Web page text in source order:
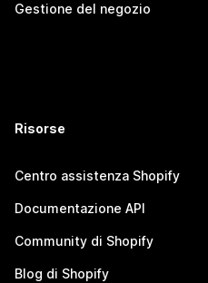
Gestione del negozio
Risorse
Centro assistenza Shopify
Documentazione API
Community di Shopify
Blog di Shopify